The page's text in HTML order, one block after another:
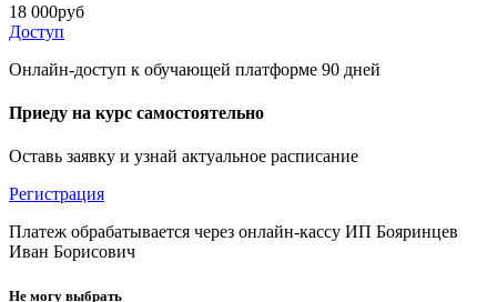
18 000руб
Доступ
Онлайн-доступ к обучающей платформе 90 дней
Приеду на курс самостоятельно
Оставь заявку и узнай актуальное расписание
Регистрация
Платеж обрабатывается через онлайн-кассу ИП Бояринцев
Иван Борисович
Не могу выбрать